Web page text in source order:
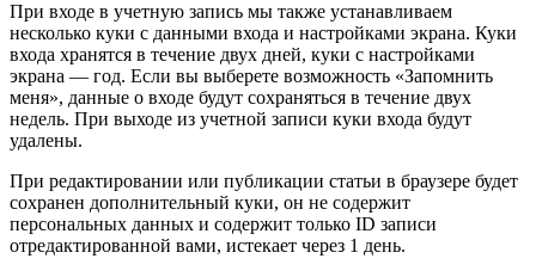
При входе в учетную запись мы также устанавливаем
несколько куки с данными входа и настройками экрана. Куки
входа хранятся в течение двух дней, куки с настройками
экрана — год. Если вы выберете возможность «Запомнить
меня», данные о входе будут сохраняться в течение двух
недель. При выходе из учетной записи куки входа будут
удалены.
При редактировании или публикации статьи в браузере будет
сохранен дополнительный куки, он не содержит
персональных данных и содержит только ID записи
отредактированной вами, истекает через 1 день.